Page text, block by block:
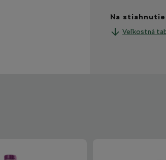
Na stiahnutie
Veľkostná